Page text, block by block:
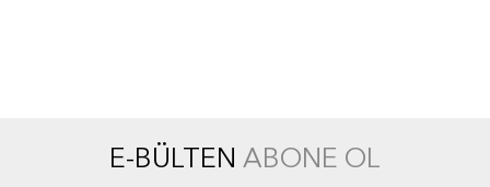
E-BÜLTEN ABONE OL